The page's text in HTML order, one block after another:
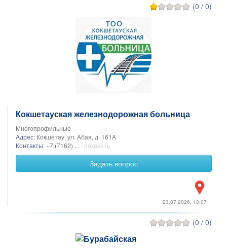
(0 / 0)
Кокшетауская железнодорожная больница
Многопрофильные
Адрес: Кокшетау, ул. Абая, д. 161А
Контакты: +7 (7162) ... - показать
Задать вопрос
23.07.2026, 13:07
(0 / 0)